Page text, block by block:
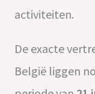
activiteiten.
De exacte
België liggen